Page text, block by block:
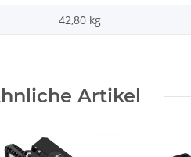
42,80 kg
Artikel